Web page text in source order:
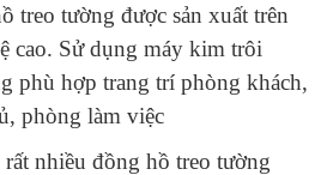
treo tường được sản xuất trên
cao. Sử dụng máy kim trôi
phù hợp trang trí phòng khách,
phòng làm việc
nhiều đồng hồ treo tường